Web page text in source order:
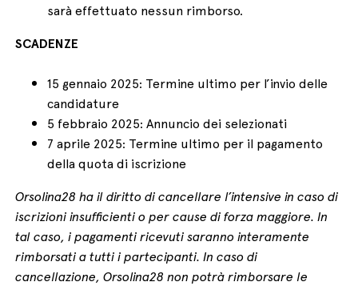
sarà effettuato nessun rimborso.
SCADENZE
15 gennaio 2025: Termine ultimo per l’invio delle
candidature
5 febbraio 2025: Annuncio dei selezionati
7 aprile 2025: Termine ultimo per il pagamento
della quota di iscrizione
Orsolina28 ha il diritto di cancellare l’intensive in caso di
iscrizioni insufficienti o per cause di forza maggiore. In
tal caso, i pagamenti ricevuti saranno interamente
rimborsati a tutti i partecipanti. In caso di
cancellazione, Orsolina28 non potrà rimborsare le